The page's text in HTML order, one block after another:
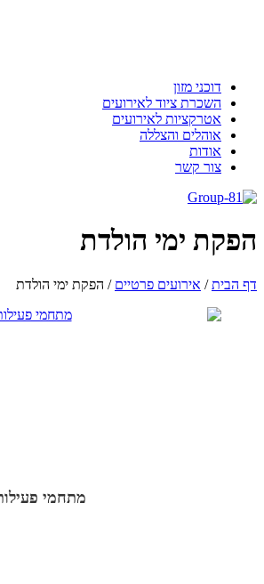
דוכני מזון
השכרת ציוד לאירועים
אטרקציות לאירועים
אוהלים והצללה
אודות
צור קשר
הפקת ימי הולדת
דף הבית/אירועים פרטיים/הפקת ימי הולדת
מתחמי פעילות